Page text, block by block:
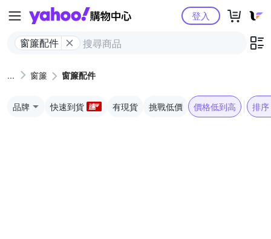
Yahoo購物中心
窗簾配件
登入
窗簾 窗簾配件
品牌 快速到貨 有現貨 挑戰低價 價格低到高 排序